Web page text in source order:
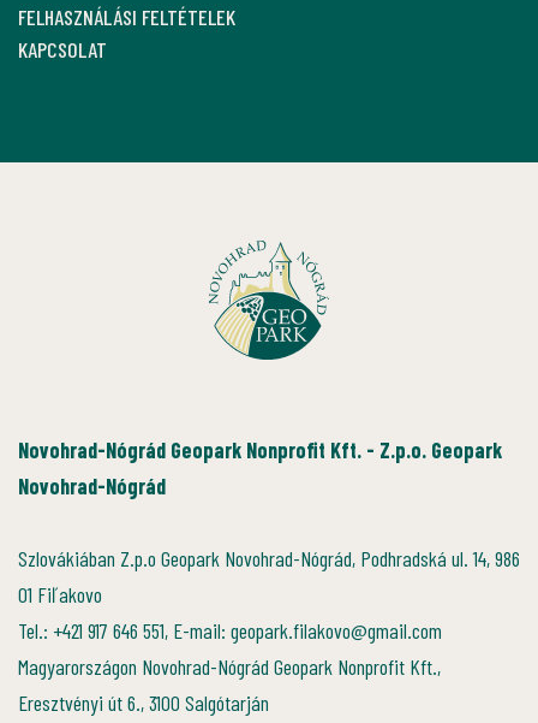
FELHASZNÁLÁSI FELTÉTELEK
KAPCSOLAT
Novohrad-Nógrád Geopark Nonprofit Kft. - Z.p.o. Geopark
Novohrad-Nógrád
Szlovákiában Z.p.o Geopark Novohrad-Nógrád, Podhradská ul. 14, 986
01 Fiľakovo
Tel.: +421 917 646 551, E-mail: geopark.filakovo@gmail.com
Magyarországon Novohrad-Nógrád Geopark Nonprofit Kft.,
Eresztvényi út 6., 3100 Salgótarján